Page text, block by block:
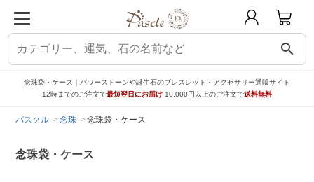
search
念珠袋・ケース｜パワーストーンや誕生石のブレスレット・アクセサリー通販サイト
12時までのご注文で最短翌日にお届け 10,000円以上のご注文で送料無料
パスクル 念珠 念珠袋・ケース
念珠袋・ケース